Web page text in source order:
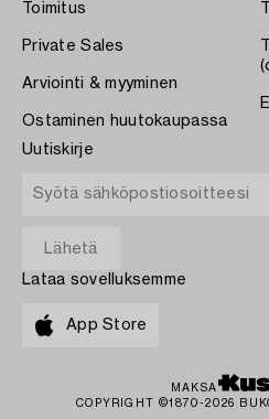
Toimitus
Private Sales
Arviointi & myyminen
Ostaminen huutokaupassa
Uutiskirje
Lataa sovelluksemme
App Store
MAKSA
COPYRIGHT ©1870-2026